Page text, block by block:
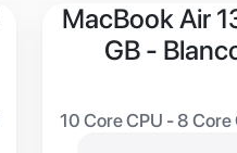
MacBook Air
GB -
10 Core CPU - 8 Core